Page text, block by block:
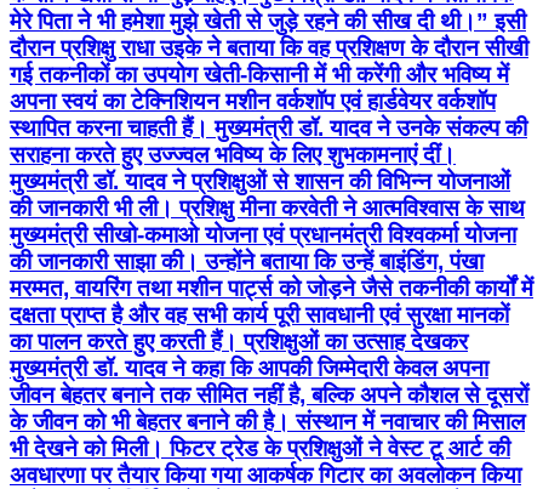
मेरे पिता ने भी हमेशा मुझे खेती से जुड़े रहने की सीख दी थी।” इसी
दौरान प्रशिक्षु राधा उइके ने बताया कि वह प्रशिक्षण के दौरान सीखी
गई तकनीकों का उपयोग खेती-किसानी में भी करेंगी और भविष्य में
अपना स्वयं का टेक्निशियन मशीन वर्कशॉप एवं हार्डवेयर वर्कशॉप
स्थापित करना चाहती हैं। मुख्यमंत्री डॉ. यादव ने उनके संकल्प की
सराहना करते हुए उज्ज्वल भविष्य के लिए शुभकामनाएं दीं।
मुख्यमंत्री डॉ. यादव ने प्रशिक्षुओं से शासन की विभिन्न योजनाओं
की जानकारी भी ली। प्रशिक्षु मीना करवेती ने आत्मविश्वास के साथ
मुख्यमंत्री सीखो-कमाओ योजना एवं प्रधानमंत्री विश्वकर्मा योजना
की जानकारी साझा की। उन्होंने बताया कि उन्हें बाइंडिंग, पंखा
मरम्मत, वायरिंग तथा मशीन पार्ट्स को जोड़ने जैसे तकनीकी कार्यों में
दक्षता प्राप्त है और वह सभी कार्य पूरी सावधानी एवं सुरक्षा मानकों
का पालन करते हुए करती हैं। प्रशिक्षुओं का उत्साह देखकर
मुख्यमंत्री डॉ. यादव ने कहा कि आपकी जिम्मेदारी केवल अपना
जीवन बेहतर बनाने तक सीमित नहीं है, बल्कि अपने कौशल से दूसरों
के जीवन को भी बेहतर बनाने की है। संस्थान में नवाचार की मिसाल
भी देखने को मिली। फिटर ट्रेड के प्रशिक्षुओं ने वेस्ट टू आर्ट की
अवधारणा पर तैयार किया गया आकर्षक गिटार का अवलोकन किया